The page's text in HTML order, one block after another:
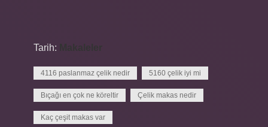
Tarih:
4116 paslanmaz çelik nedir 5160 çelik iyi mi
Bıçağı en çok ne köreltir Çelik makas nedir
Kaç çeşit makas var